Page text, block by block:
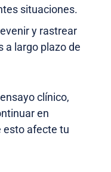
situaciones.
y rastrear
a largo plazo de
clínico,
en
esto afecte tu